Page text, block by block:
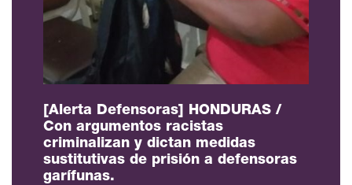
[Alerta Defensoras] HONDURAS /
Con argumentos racistas
criminalizan y dictan medidas
sustitutivas de prisión a defensoras
garífunas.